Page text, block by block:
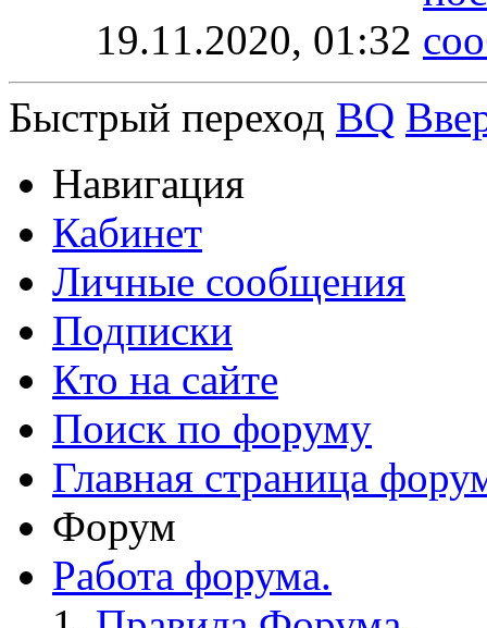
19.11.2020, 01:32
Быстрый переход BQ
Навигация
Кабинет
Личные сообщения
Подписки
Кто на сайте
Поиск по форуму
Главная страница
Форум
Работа форума.